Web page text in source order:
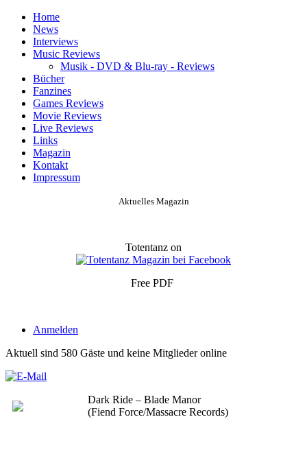
Home
News
Interviews
Music Reviews
Musik - DVD & Blu-ray - Reviews
Bücher
Fanzines
Games Reviews
Movie Reviews
Live Reviews
Links
Magazin
Kontakt
Impressum
Aktuelles Magazin
Totentanz on
Free PDF
Anmelden
Aktuell sind 580 Gäste und keine Mitglieder online
Dark Ride – Blade Manor
(Fiend Force/Massacre Records)